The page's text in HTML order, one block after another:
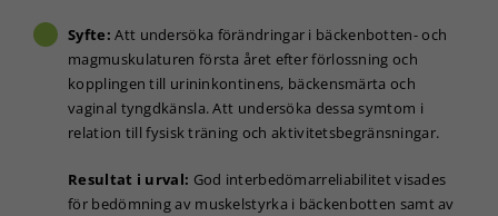
Syfte: Att undersöka förändringar i bäckenbotten- och
magmuskulaturen första året efter förlossning och
kopplingen till urininkontinens, bäckensmärta och
vaginal tyngdkänsla. Att undersöka dessa symtom i
relation till fysisk träning och aktivitetsbegränsningar.
Resultat i urval: God interbedömarreliabilitet visades
för bedömning av muskelstyrka i bäckenbotten samt av